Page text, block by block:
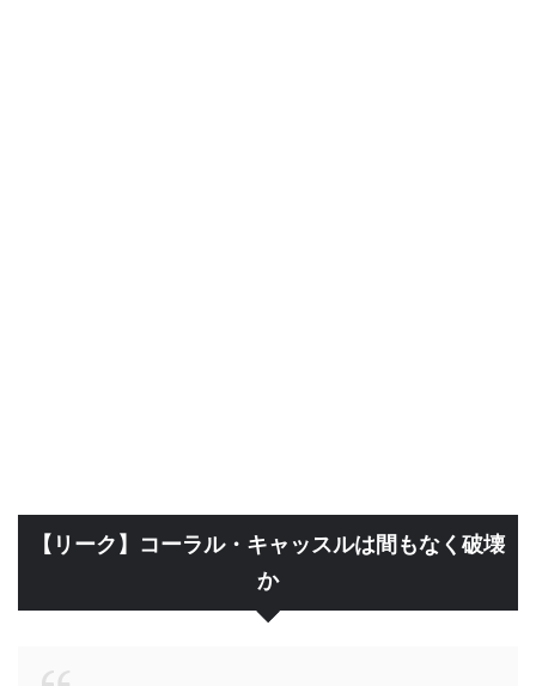
【リーク】コーラル・キャッスルは間もなく破壊
か